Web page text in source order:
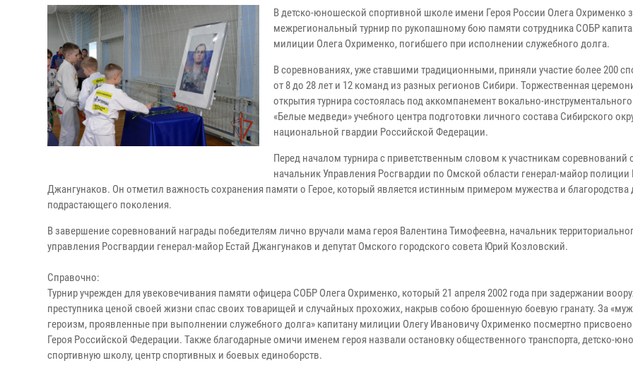
В детско-юношеской спортивной школе имени Героя России Олега Охрименко
межрегиональный турнир по рукопашному бою памяти сотрудника СОБР
милиции Олега Охрименко, погибшего при исполнении служебного долга.
В соревнованиях, уже ставшими традиционными, приняли участие более 200
от 8 до 28 лет и 12 команд из разных регионов Сибири. Торжественная
открытия турнира состоялась под аккомпанемент вокально-
«Белые медведи» учебного центра подготовки личного состава Сибирского
национальной гвардии Российской Федерации.
Перед началом турнира с приветственным словом к участникам соревнований
начальник Управления Росгвардии по Омской области генерал-майор полиции
Джангунаков. Он отметил важность сохранения памяти о Герое, который является истинным примером мужества и благородства
подрастающего поколения.
В завершение соревнований награды победителям лично вручали мама героя Валентина Тимофеевна, начальник
управления Росгвардии генерал-майор Естай Джангунаков и депутат Омского городского совета Юрий Козловский.
Справочно:
Турнир учрежден для увековечивания памяти офицера СОБР Олега Охрименко, который 21 апреля 2002 года при задержании
преступника ценой своей жизни спас своих товарищей и случайных прохожих, накрыв собою брошенную боевую гранату. За
героизм, проявленные при выполнении служебного долга» капитану милиции Олегу Ивановичу Охрименко посмертно
Героя Российской Федерации. Также благодарные омичи именем героя назвали остановку общественного транспорта, детско-
спортивную школу, центр спортивных и боевых единоборств.